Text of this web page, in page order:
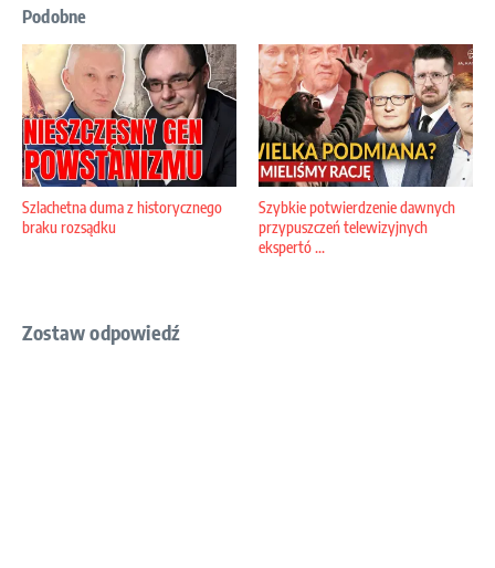
Podobne
Szlachetna duma z historycznego
braku rozsądku
Szybkie potwierdzenie dawnych
przypuszczeń telewizyjnych
ekspertó ...
Zostaw odpowiedź